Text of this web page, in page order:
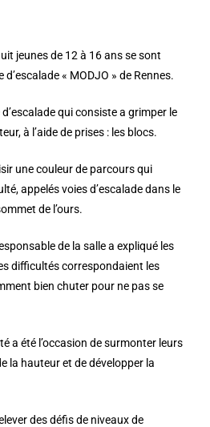
jeunes de 12 à 16 ans se sont
« MODJO » de Rennes.
qui consiste a grimper le
à l’aide de prises : les blocs.
une couleur de parcours qui
appelés voies d’escalade dans le
de l’ours.
de la salle a expliqué les
difficultés correspondaient les
bien chuter pour ne pas se
a été l’occasion de surmonter leurs
la hauteur et de développer la
des défis de niveaux de